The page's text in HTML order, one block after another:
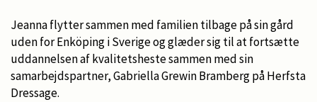
Jeanna flytter sammen med familien tilbage på sin gård
uden for Enköping i Sverige og glæder sig til at fortsætte
uddannelsen af kvalitetsheste sammen med sin
samarbejdspartner, Gabriella Grewin Bramberg på Herfsta
Dressage.